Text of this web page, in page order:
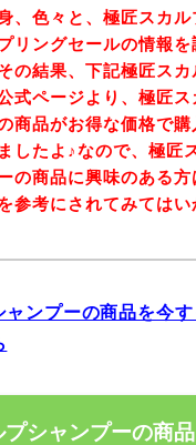
、色々と、極匠スカ
リングセールの情報を
の結果、下記極匠ス
式ページより、極匠
商品がお得な価格で
したよ♪なので、極匠
の商品に興味のある
参考にされてみてはい
ャンプーの商品を今す
シャンプーの商